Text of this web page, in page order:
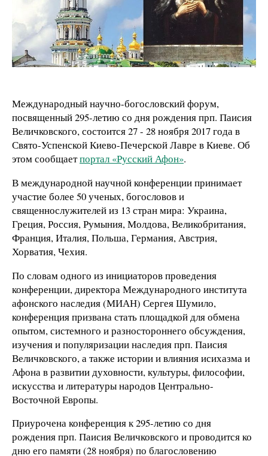
Международный научно-богословский форум,
посвященный 295-летию со дня рождения прп. Паисия
Величковского, состоится 27 - 28 ноября 2017 года в
Свято-Успенской Киево-Печерской Лавре в Киеве. Об
этом сообщаетпортал «Русский Афон».
В международной научной конференции принимает
участие более 50 ученых, богословов и
священнослужителей из 13 стран мира: Украина,
Греция, Россия, Румыния, Молдова, Великобритания,
Франция, Италия, Польша, Германия, Австрия,
Хорватия, Чехия.
По словам одного из инициаторов проведения
конференции, директора Международного института
афонского наследия (МИАН) Сергея Шумило,
конференция призвана стать площадкой для обмена
опытом, системного и разностороннего обсуждения,
изучения и популяризации наследия прп. Паисия
Величковского, а также истории и влияния исихазма и
Афона в развитии духовности, культуры, философии,
искусства и литературы народов Центрально-
Восточной Европы.
Приурочена конференция к 295-летию со дня
рождения прп. Паисия Величковского и проводится ко
дню его памяти (28 ноября) по благословению